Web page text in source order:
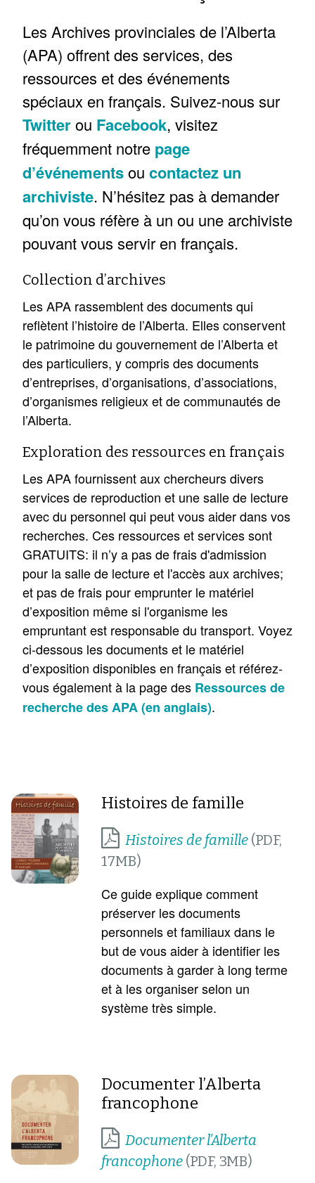
Les Archives provinciales de l’Alberta
(APA) offrent des services, des
ressources et des événements
spéciaux en français. Suivez-nous sur
Twitterou Facebook, visitez
fréquemment notre page
d’événementsou contactez un
archiviste. N’hésitez pas à demander
qu’on vous réfère à un ou une archiviste
pouvant vous servir en français.
Collection d’archives
Les APA rassemblent des documents qui
reflètent l’histoire de l’Alberta. Elles conservent
le patrimoine du gouvernement de l’Alberta et
des particuliers, y compris des documents
d’entreprises, d’organisations, d’associations,
d’organismes religieux et de communautés de
l’Alberta.
Exploration des ressources en français
Les APA fournissent aux chercheurs divers
services de reproduction et une salle de lecture
avec du personnel qui peut vous aider dans vos
recherches. Ces ressources et services sont
GRATUITS: il n’y a pas de frais d'admission
pour la salle de lecture et l'accès aux archives;
et pas de frais pour emprunter le matériel
d’exposition même si l'organisme les
empruntant est responsable du transport. Voyez
ci-dessous les documents et le matériel
d’exposition disponibles en français et référez-
vous également à la page des Ressources de
recherche des APA (en anglais).
Histoires de famille
Histoires de famille
Ce guide explique comment
préserver les documents
personnels et familiaux dans le
but de vous aider à identifier les
documents à garder à long terme
et à les organiser selon un
système très simple.
Documenter l’Alberta
francophone
Documenter l’Alberta
francophone